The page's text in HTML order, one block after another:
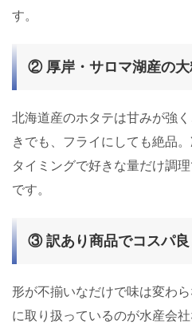
す。
② 厚岸・サロマ湖産の大
北海道産のホタテは甘みが強
きでも、フライにしても絶品
タイミングで好きな量だけ調
です。
③ 訳あり商品でコスパ良
形が不揃いなだけで味は変わ
に取り扱っているのが水産会